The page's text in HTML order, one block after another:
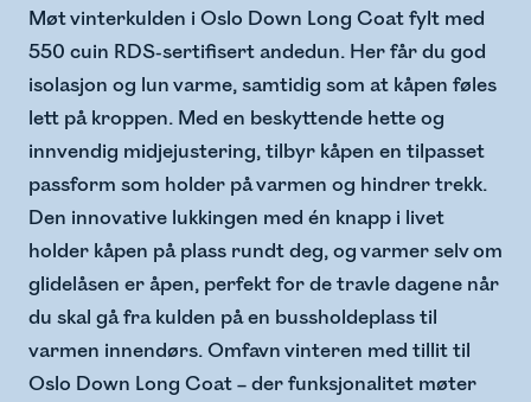
Møt vinterkulden i Oslo Down Long Coat fylt med
550 cuin RDS-sertifisert andedun. Her får du god
isolasjon og lun varme, samtidig som at kåpen føles
lett på kroppen. Med en beskyttende hette og
innvendig midjejustering, tilbyr kåpen en tilpasset
passform som holder på varmen og hindrer trekk.
Den innovative lukkingen med én knapp i livet
holder kåpen på plass rundt deg, og varmer selv om
glidelåsen er åpen, perfekt for de travle dagene når
du skal gå fra kulden på en bussholdeplass til
varmen innendørs. Omfavn vinteren med tillit til
Oslo Down Long Coat – der funksjonalitet møter